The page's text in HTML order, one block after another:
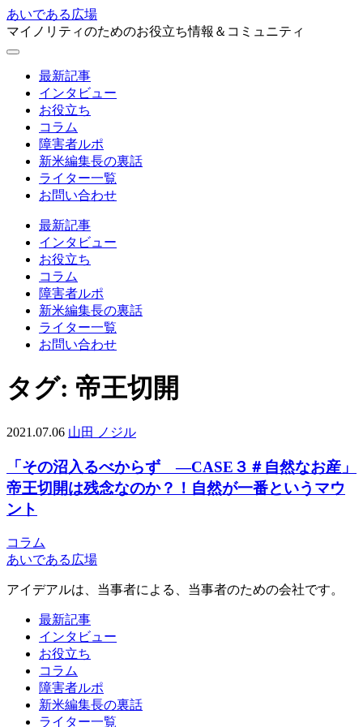
あいである広場
マイノリティのためのお役立ち情報＆コミュニティ
最新記事
インタビュー
お役立ち
コラム
障害者ルポ
新米編集長の裏話
ライター一覧
お問い合わせ
最新記事
インタビュー
お役立ち
コラム
障害者ルポ
新米編集長の裏話
ライター一覧
お問い合わせ
タグ: 帝王切開
2021.07.06 山田 ノジル
「その沼入るべからず —CASE３＃自然なお産」
帝王切開は残念なのか？！自然が一番というマウ
ント
コラム
あいである広場
アイデアルは、当事者による、当事者のための会社です。
最新記事
インタビュー
お役立ち
コラム
障害者ルポ
新米編集長の裏話
ライター一覧